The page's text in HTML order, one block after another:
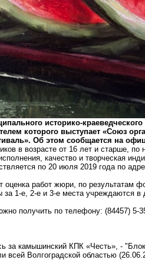
историко-
которого выступает «Союз
Об этом сообщается на
в возрасте от 16 лет и старше,
качество и творческая
по 20 июля 2019 года по
оценка работ жюри, по результатам
за 1-е, 2-е и 3-е места учреждаются
получить по телефону: (84457) 5-
за камышинский КПК «Честь», -
всей Волгоградской областью